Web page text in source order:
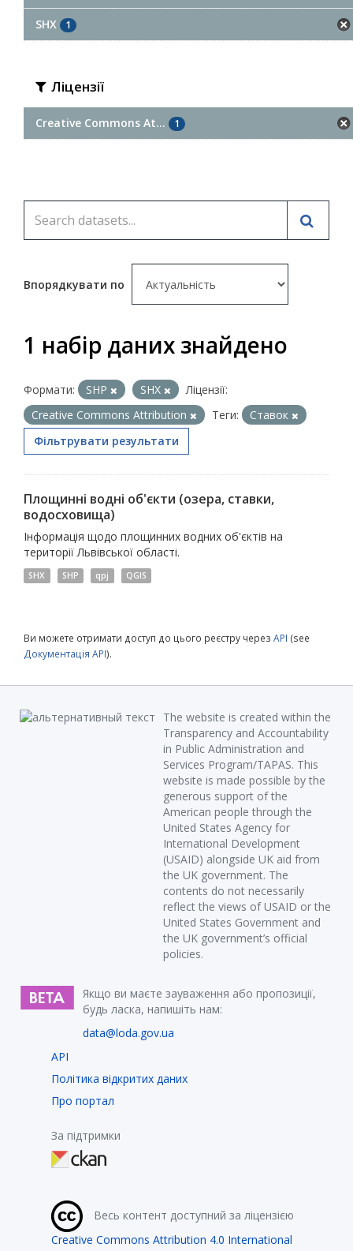
SHX 1
Ліцензії
Creative Commons At... 1
Впорядкувати по
1 набір даних знайдено
Формати: SHP SHX
Ліцензії:
Creative Commons Attribution
Теги:
Ставок
Фільтрувати результати
Площинні водні об'єкти (озера, ставки,
водосховища)
Інформація щодо площинних водних об'єктів на
території Львівської області.
SHX SHP qpj QGIS
Ви можете отримати доступ до цього реєстру через API (see
Документація API).
The website is created within the
Transparency and Accountability
in Public Administration and
Services Program/TAPAS. This
website is made possible by the
generous support of the
American people through the
United States Agency for
International Development
(USAID) alongside UK aid from
the UK government. The
contents do not necessarily
reflect the views of USAID or the
United States Government and
the UK government’s official
policies.
Якщо ви маєте зауваження або пропозиції,
будь ласка, напишіть нам:
data@loda.gov.ua
API
Політика відкритих даних
Про портал
За підтримки
Весь контент доступний за ліцензією
Creative Commons Attribution 4.0 International